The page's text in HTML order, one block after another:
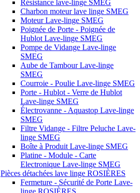
Résistance lave-linge SMEG
Charbon moteur lave linge SMEG
Moteur Lave-linge SMEG
Poignée de Porte - Poignée de
Hublot Lave-linge SMEG
Pompe de Vidange Lave-linge
SMEG
Aube de Tambour Lave-linge
SMEG
Courroie - Poulie Lave-linge SMEG
Porte - Hublot - Verre de Hublot
Lave-linge SMEG
Électrovanne - Aquastop Lave-linge
SMEG
Filtre Vidange - Filtre Peluche Lave-
linge SMEG
Boîte à Produit Lave-linge SMEG
Platine - Module - Carte
Electronique Lave-linge SMEG
Pièces détachées lave linge ROSIÈRES
Fermeture - Sécurité de Porte Lave-
linge ROSIÈRES